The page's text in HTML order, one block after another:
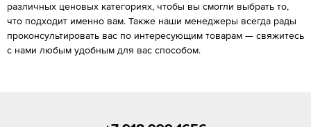
различных ценовых категориях, чтобы вы смогли выбрать то,
что подходит именно вам. Также наши менеджеры всегда рады
проконсультировать вас по интересующим товарам — свяжитесь
с нами любым удобным для вас способом.